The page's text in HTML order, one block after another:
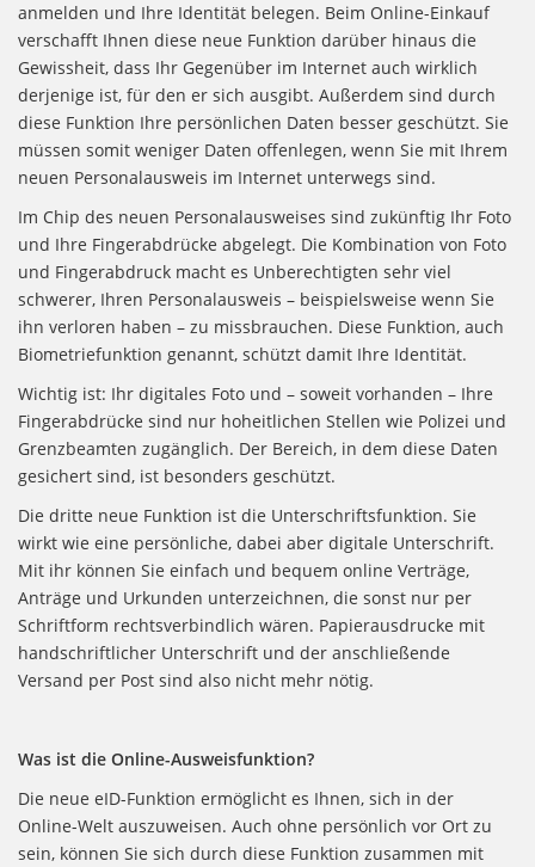
anmelden und Ihre Identität belegen. Beim Online-Einkauf
verschafft Ihnen diese neue Funktion darüber hinaus die
Gewissheit, dass Ihr Gegenüber im Internet auch wirklich
derjenige ist, für den er sich ausgibt. Außerdem sind durch
diese Funktion Ihre persönlichen Daten besser geschützt. Sie
müssen somit weniger Daten offenlegen, wenn Sie mit Ihrem
neuen Personalausweis im Internet unterwegs sind.
Im Chip des neuen Personalausweises sind zukünftig Ihr Foto
und Ihre Fingerabdrücke abgelegt. Die Kombination von Foto
und Fingerabdruck macht es Unberechtigten sehr viel
schwerer, Ihren Personalausweis – beispielsweise wenn Sie
ihn verloren haben – zu missbrauchen. Diese Funktion, auch
Biometriefunktion genannt, schützt damit Ihre Identität.
Wichtig ist: Ihr digitales Foto und – soweit vorhanden – Ihre
Fingerabdrücke sind nur hoheitlichen Stellen wie Polizei und
Grenzbeamten zugänglich. Der Bereich, in dem diese Daten
gesichert sind, ist besonders geschützt.
Die dritte neue Funktion ist die Unterschriftsfunktion. Sie
wirkt wie eine persönliche, dabei aber digitale Unterschrift.
Mit ihr können Sie einfach und bequem online Verträge,
Anträge und Urkunden unterzeichnen, die sonst nur per
Schriftform rechtsverbindlich wären. Papierausdrucke mit
handschriftlicher Unterschrift und der anschließende
Versand per Post sind also nicht mehr nötig.
Was ist die Online-Ausweisfunktion?
Die neue eID-Funktion ermöglicht es Ihnen, sich in der
Online-Welt auszuweisen. Auch ohne persönlich vor Ort zu
sein, können Sie sich durch diese Funktion zusammen mit